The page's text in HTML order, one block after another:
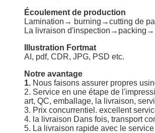
Écoulement de production
Lamination→ burning→cutting de
La livraison
Illustration Fortmat
AI, pdf, CDR, JPG, PSD etc.
Notre avantage
1. Nous faisons assurer propres
2. Service en une étape de
art, QC, emballage, la livraison,
3. Prix concurrentiel. excellent
4. la livraison Dans fois, transport
5. La livraison rapide avec le